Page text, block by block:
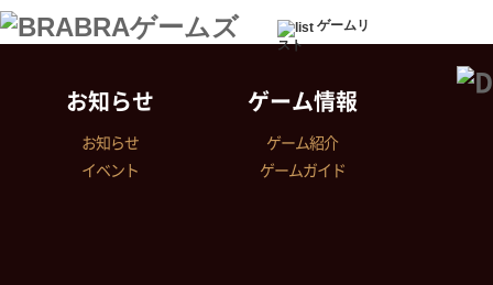
ゲームリ
スト
お知らせ
お知らせ
イベント
ゲーム情報
ゲーム紹介
ゲームガイド